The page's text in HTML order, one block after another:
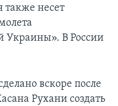
также несет
В России
вскоре после
Рухани создать